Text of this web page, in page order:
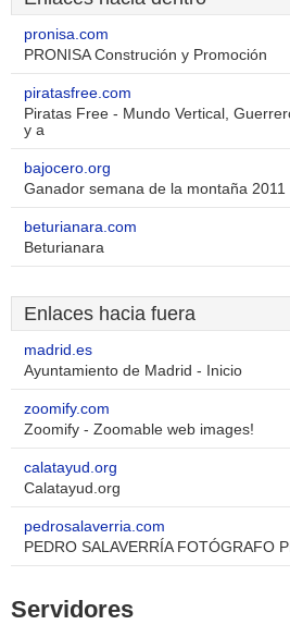
pronisa.com
PRONISA Construción y Promoción
piratasfree.com
Piratas Free - Mundo Vertical,
y a
bajocero.org
Ganador semana de la montaña 2011
beturianara.com
Beturianara
Enlaces hacia fuera
madrid.es
Ayuntamiento de Madrid - Inicio
zoomify.com
Zoomify - Zoomable web images!
calatayud.org
Calatayud.org
pedrosalaverria.com
PEDRO SALAVERRÍA FOTÓGRAFO
Servidores